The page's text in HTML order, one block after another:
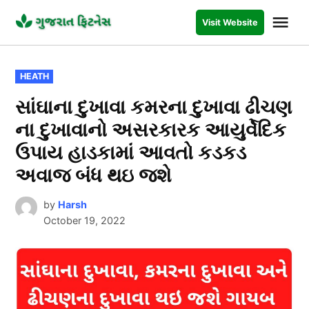
content
FITNESS
Visit Website
POSTED
IN
HEATH
સાંઘાના દુખાવા કમરના દુખાવા ઢીચણ
ના દુખાવાનો અસરકારક આયુર્વેદિક
ઉપાય હાડકામાં આવતો કડકડ
અવાજ બંધ થઇ જશે
by Harsh
October 19, 2022